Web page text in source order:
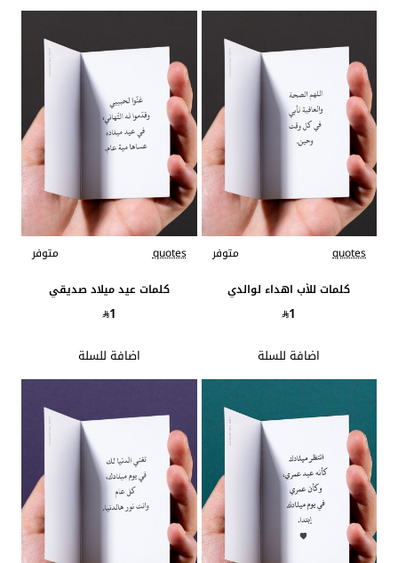
quotes
متوفر
كلمات للأب اهداء لوالدي
1
اضافة للسلة
quotes
متوفر
كلمات عيد ميلاد صديقي
1
اضافة للسلة